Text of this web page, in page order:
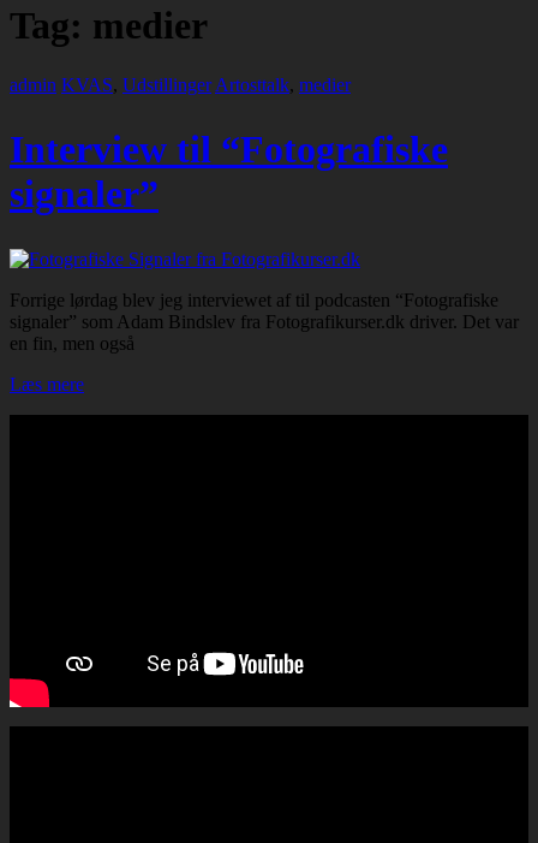
Tag: medier
admin KVAS, Udstillinger Artosttalk, medier
Interview til “Fotografiske
signaler”
Forrige lørdag blev jeg interviewet af til podcasten “Fotografiske
signaler” som Adam Bindslev fra Fotografikurser.dk driver. Det var
en fin, men også
Læs mere